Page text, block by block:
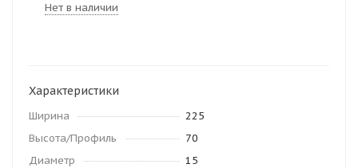
Нет в наличии
Характеристики
Ширина
225
Высота/Профиль
70
Диаметр
15